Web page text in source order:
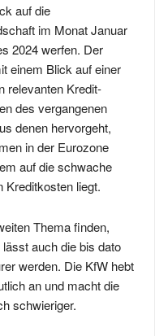
auf die
im Monat Januar
2024 werfen. Der
einem Blick auf einer
relevanten Kredit-
des vergangenen
denen hervorgeht,
in der Eurozone
auf die schwache
Kreditkosten liegt.
Thema finden,
auch die bis dato
werden. Die KfW hebt
an und macht die
schwieriger.